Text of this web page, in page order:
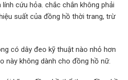
cứu hỏa. chắc chắn không phải
suất của đồng hồ thời trang, trừ
có dây đeo kỹ thuật nào nhỏ hơn
này không dành cho đồng hồ nữ.